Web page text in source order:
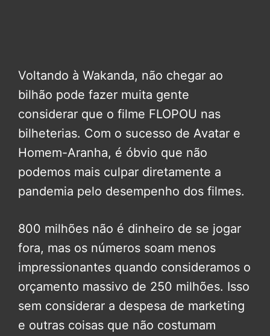
Voltando à Wakanda, não chegar ao
bilhão pode fazer muita gente
considerar que o filme FLOPOU nas
bilheterias. Com o sucesso de Avatar e
Homem-Aranha, é óbvio que não
podemos mais culpar diretamente a
pandemia pelo desempenho dos filmes.
800 milhões não é dinheiro de se jogar
fora, mas os números soam menos
impressionantes quando consideramos o
orçamento massivo de 250 milhões. Isso
sem considerar a despesa de marketing
e outras coisas que não costumam